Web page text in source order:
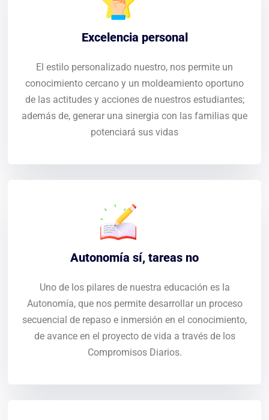
Excelencia personal
El estilo personalizado nuestro, nos permite un
conocimiento cercano y un moldeamiento oportuno
de las actitudes y acciones de nuestros estudiantes;
además de, generar una sinergia con las familias que
potenciará sus vidas
Autonomía sí, tareas no
Uno de los pilares de nuestra educación es la
Autonomía, que nos permite desarrollar un proceso
secuencial de repaso e inmersión en el conocimiento,
de avance en el proyecto de vida a través de los
Compromisos Diarios.